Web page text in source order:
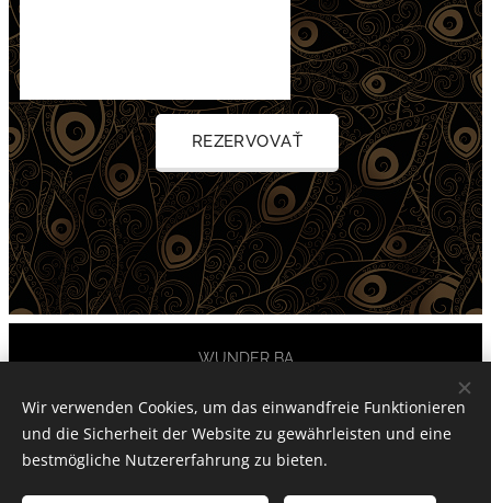
REZERVOVAŤ
WUNDER BA
Cookies
Wir verwenden Cookies, um das einwandfreie Funktionieren
und die Sicherheit der Website zu gewährleisten und eine
bestmögliche Nutzererfahrung zu bieten.